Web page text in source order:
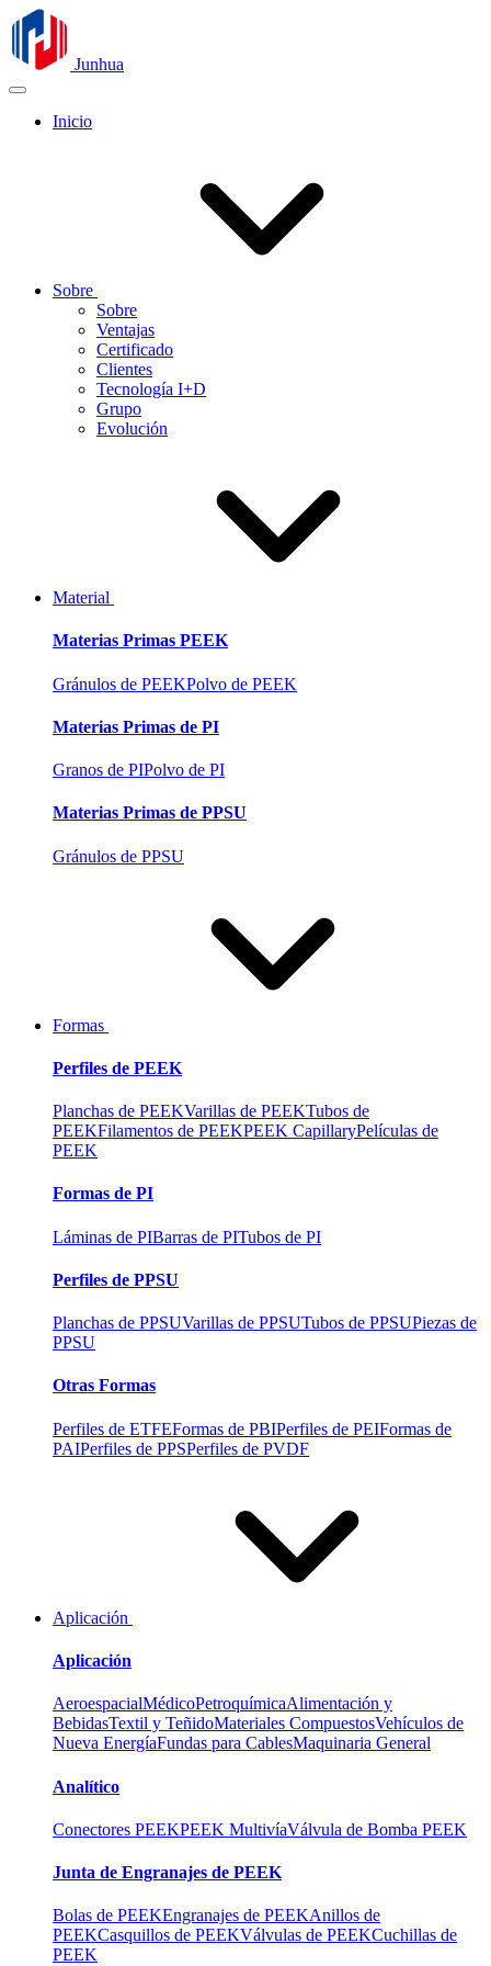
Junhua
Inicio
Sobre
Sobre
Ventajas
Certificado
Clientes
Tecnología I+D
Grupo
Evolución
Material
Materias Primas PEEK
Gránulos de PEEKPolvo de PEEK
Materias Primas de PI
Granos de PIPolvo de PI
Materias Primas de PPSU
Gránulos de PPSU
Formas
Perfiles de PEEK
Planchas de PEEKVarillas de PEEKTubos de
PEEKFilamentos de PEEKPEEK CapillaryPelículas de
PEEK
Formas de PI
Láminas de PIBarras de PITubos de PI
Perfiles de PPSU
Planchas de PPSUVarillas de PPSUTubos de PPSUPiezas de
PPSU
Otras Formas
Perfiles de ETFEFormas de PBIPerfiles de PEIFormas de
PAIPerfiles de PPSPerfiles de PVDF
Aplicación
Aplicación
AeroespacialMédicoPetroquímicaAlimentación y
BebidasTextil y TeñidoMateriales CompuestosVehículos de
Nueva EnergíaFundas para CablesMaquinaria General
Analítico
Conectores PEEKPEEK MultivíaVálvula de Bomba PEEK
Junta de Engranajes de PEEK
Bolas de PEEKEngranajes de PEEKAnillos de
PEEKCasquillos de PEEKVálvulas de PEEKCuchillas de
PEEK